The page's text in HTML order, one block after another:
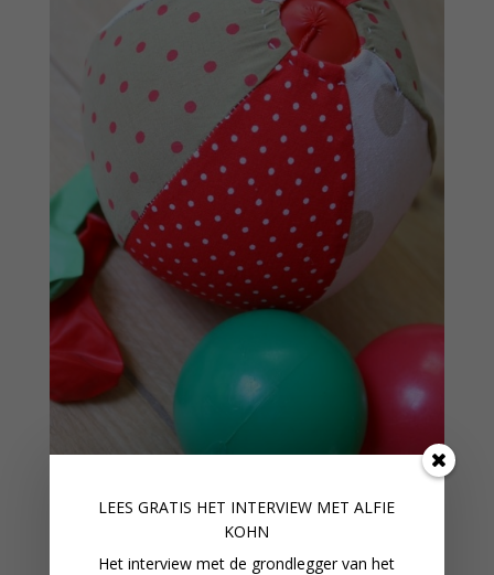
BALLONBAL VOOR ONDERWEG
LEES GRATIS HET INTERVIEW MET ALFIE
KOHN
Het interview met de grondlegger van het